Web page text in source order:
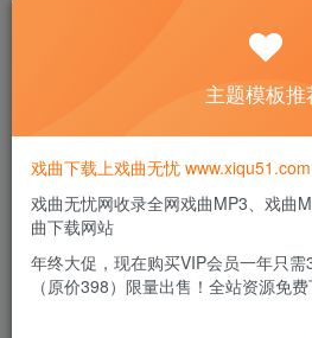
来，相声艺术将继续传承创新，为
相声名家 – 相声笑话小段集锦
相声名家 – 相声笑话小段集锦
主题模板推
戏曲下载上戏曲无忧 www.xiqu51.com
戏曲无忧网收录全网戏曲MP3、戏曲
曲下载网站
年终大促，现在购买VIP会员一年只
（原价398）限量出售！全站资源免